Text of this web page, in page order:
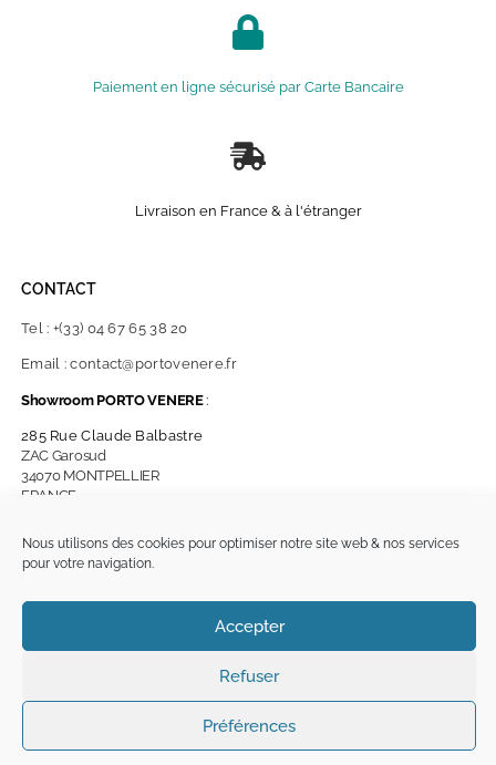
Nous utilisons des cookies pour optimiser notre site web & nos services
pour votre navigation.
Accepter
Refuser
Préférences
Paiement en ligne sécurisé par Carte Bancaire
Livraison en France & à l'étranger
CONTACT
Tel : +(33) 04 67 65 38 20
Email : contact@portovenere.fr
Showroom PORTO VENERE:
285 Rue Claude Balbastre
ZAC Garosud
34070 MONTPELLIER
FRANCE
JOURS & HORAIRES D’OUVERTURE
Fermeture annuelle du 15/08 au 22/08 inclus
Du lundi au vendredi : 8h30/12h30 – 14h/18h30
juillet – août fermeture le samedi après-midi
*** Prise de Rendez-vous recommandée ***Une question ?